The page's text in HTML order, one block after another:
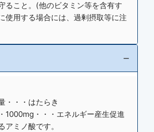
ること。(他のビタミン等を含有す
使用する場合には、過剰摂取等に注
・・・はたらき
1000mg・・・エネルギー産生促進
アミノ酸です。